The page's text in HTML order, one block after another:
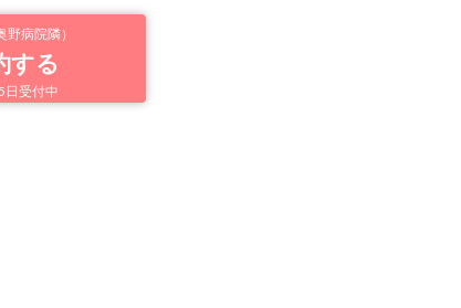
野病院隣）
する
日受付中